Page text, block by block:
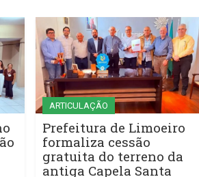
ARTICULAÇÃO
Prefeitura de Limoeiro
formaliza cessão
gratuita do terreno da
antiga Capela Santa